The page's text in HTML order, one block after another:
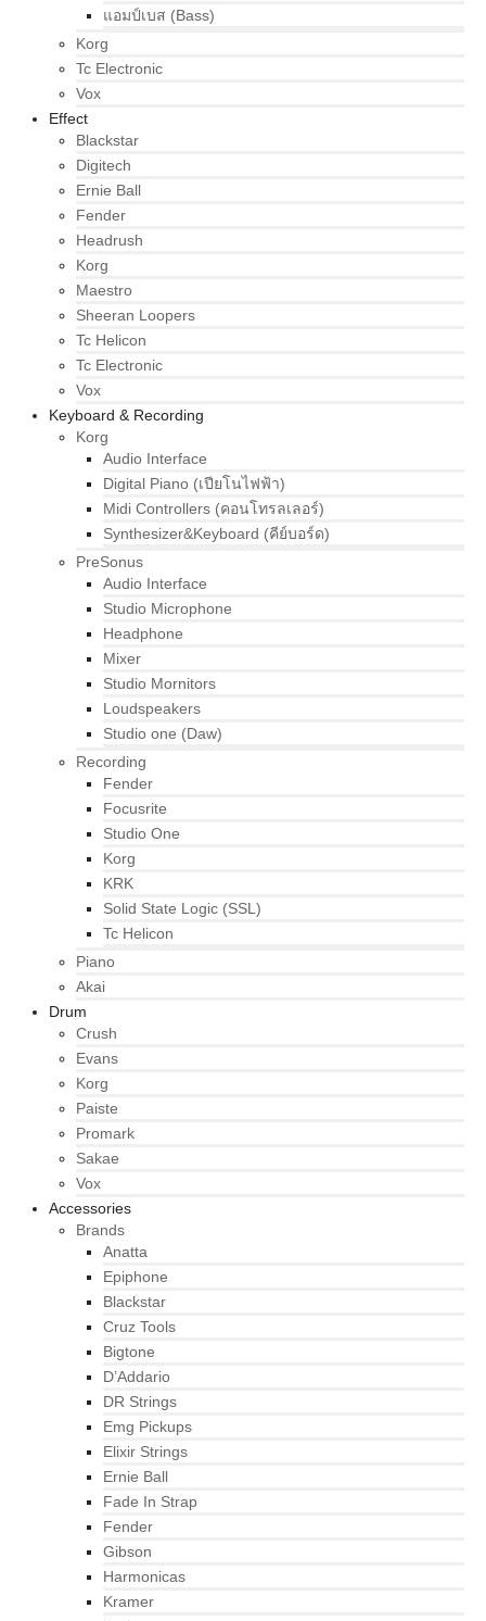
แอมป์เบส (Bass)
Korg
Tc Electronic
Vox
Effect
Blackstar
Digitech
Ernie Ball
Fender
Headrush
Korg
Maestro
Sheeran Loopers
Tc Helicon
Tc Electronic
Vox
Keyboard & Recording
Korg
Audio Interface
Digital Piano (เปียโนไฟฟ้า)
Midi Controllers (คอนโทรลเลอร์)
Synthesizer&Keyboard (คีย์บอร์ด)
PreSonus
Audio Interface
Studio Microphone
Headphone
Mixer
Studio Mornitors
Loudspeakers
Studio one (Daw)
Recording
Fender
Focusrite
Studio One
Korg
KRK
Solid State Logic (SSL)
Tc Helicon
Piano
Akai
Drum
Crush
Evans
Korg
Paiste
Promark
Sakae
Vox
Accessories
Brands
Anatta
Epiphone
Blackstar
Cruz Tools
Bigtone
D’Addario
DR Strings
Emg Pickups
Elixir Strings
Ernie Ball
Fade In Strap
Fender
Gibson
Harmonicas
Kramer